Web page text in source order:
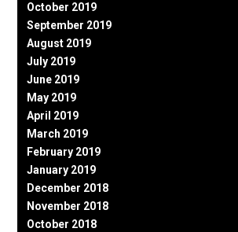
October 2019
September 2019
August 2019
July 2019
June 2019
May 2019
April 2019
March 2019
February 2019
January 2019
December 2018
November 2018
October 2018